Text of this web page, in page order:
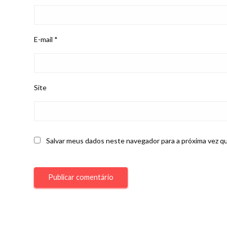
E-mail *
Site
Salvar meus dados neste navegador para a próxima vez